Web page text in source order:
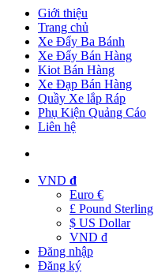
Giới thiệu
Trang chủ
Xe Đẩy Ba Bánh
Xe Đẩy Bán Hàng
Kiot Bán Hàng
Xe Đạp Bán Hàng
Quầy Xe lắp Ráp
Phụ Kiện Quảng Cáo
Liên hệ
VND đ
Euro €
£ Pound Sterling
$ US Dollar
VND đ
Đăng nhập
Đăng ký